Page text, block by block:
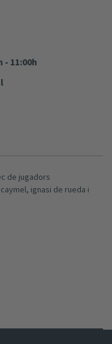
- 11:00h
de jugadors
ignasi de rueda i